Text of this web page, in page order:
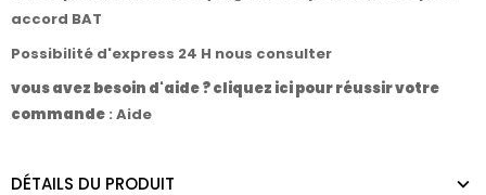
accord BAT
Possibilité d'express 24 H nous consulter
vous avez besoin d'aide ? cliquez ici pour réussir votre
commande : Aide
DÉTAILS DU PRODUIT